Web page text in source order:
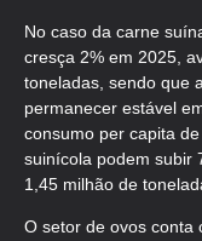
No caso da carne
cresça 2% em 2025,
toneladas, sendo que
permanecer estável
consumo per capita
suinícola podem subir
1,45 milhão de
O setor de ovos conta